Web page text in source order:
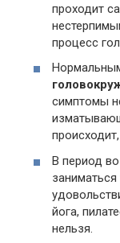
проходит
процесс
симптомы
В период
йога,
нельзя.